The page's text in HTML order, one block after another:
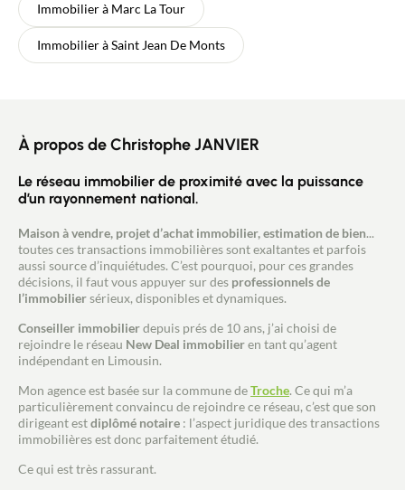
Immobilier à Marc La Tour
Immobilier à Saint Jean De Monts
À propos de Christophe JANVIER
Le réseau immobilier de proximité avec la puissance
d’un rayonnement national.
Maison à vendre, projet d’achat immobilier, estimation de bien...
toutes ces transactions immobilières sont exaltantes et parfois
aussi source d’inquiétudes. C’est pourquoi, pour ces grandes
décisions, il faut vous appuyer sur des professionnels de
l’immobiliersérieux, disponibles et dynamiques.
Conseiller immobilierdepuis prés de 10 ans, j’ai choisi de
rejoindre le réseau New Deal immobilieren tant qu’agent
indépendant en Limousin.
Mon agence est basée sur la commune deTroche. Ce qui m’a
particulièrement convaincu de rejoindre ce réseau, c’est que son
dirigeant estdiplômé notaire : l’aspect juridique des transactions
immobilières est donc parfaitement étudié.
Ce qui est très rassurant.